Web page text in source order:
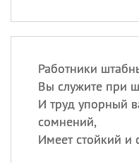
Работники
Вы служите при
И труд упорный
сомнений,
Имеет стойкий и